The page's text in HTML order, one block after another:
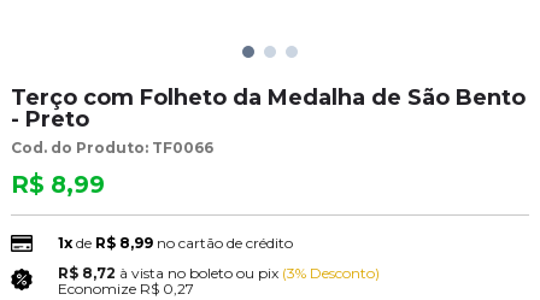
Terço com Folheto da Medalha de São Bento
- Preto
Cod. do Produto: TF0066
R$ 8,99
1xde R$ 8,99 no cartão de crédito
R$ 8,72 à vista no boleto ou pix (3% Desconto)
Economize R$ 0,27